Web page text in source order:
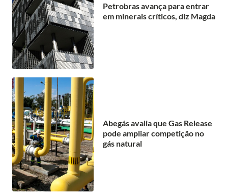
Petrobras avança para entrar
em minerais críticos, diz Magda
Abegás avalia que Gas Release
pode ampliar competição no
gás natural